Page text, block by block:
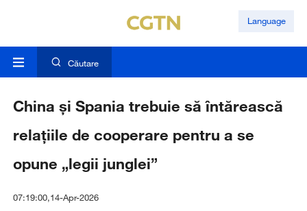
Language
Căutare
China și Spania trebuie să întărească
relațiile de cooperare pentru a se
opune „legii junglei”
07:19:00,14-Apr-2026